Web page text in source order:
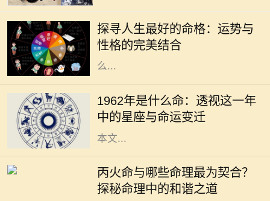
探寻人生最好的命格：运势与
性格的完美结合
常被视为命运的关键。一个良好的命
格能够为我们带来顺遂的机遇、丰盈
的财运和良好的社会关系，但究竟什
么...
1962年是什么命：透视这一年
中的星座与命运变迁
1962年，对于许多人而言，是一个精
彩纷呈的年份。年头的寒风乍起，带
来了新的希望和挑战。在这个年份
中，许多星座将迎来命运的转折点。
本文...
丙火命与哪些命理最为契合？
探秘命理中的和谐之道
在中国的命理学中，五行相生相克的
理论是理解人与人之间关系的重要基
础。其中，丙火命的人，因其性格热
情、光明积极而备受瞩目。他们如同